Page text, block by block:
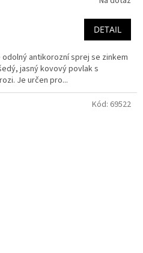
DETAIL
odolný antikorozní sprej se zinkem
jasný kovový povlak s
Je určen pro...
Kód: 69522